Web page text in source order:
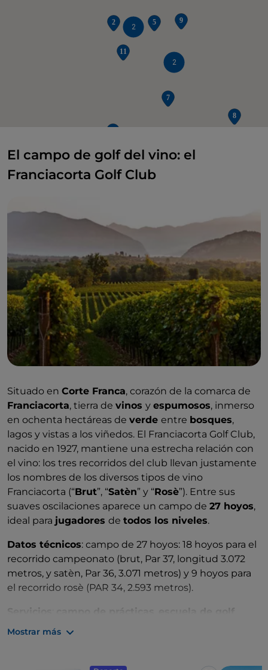
2
2
El campo de golf del vino: el
Franciacorta Golf Club
Situado en Corte Franca, corazón de la comarca de
Franciacorta, tierra de vinos y espumosos, inmerso
en ochenta hectáreas de verde entre bosques,
lagos y vistas a los viñedos. El Franciacorta Golf Club,
nacido en 1927, mantiene una estrecha relación con
el vino: los tres recorridos del club llevan justamente
los nombres de los diversos tipos de vino
Franciacorta (“Brut”, “Satèn” y “Rosè”). Entre sus
suaves oscilaciones aparece un campo de 27 hoyos,
ideal para jugadores de todos los niveles.
Datos técnicos: campo de 27 hoyos: 18 hoyos para el
recorrido campeonato (brut, Par 37, longitud 3.072
metros, y satèn, Par 36, 3.071 metros) y 9 hoyos para
el recorrido rosè (PAR 34, 2.593 metros).
Servicios campo de prácticas escuela de golf
putting green, chipping green, alquiler de carros de
Mostrar más